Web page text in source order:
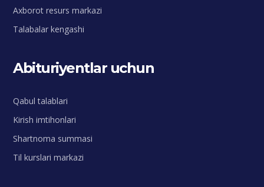
Axborot resurs markazi
Talabalar kengashi
Abituriyentlar uchun
Qabul talablari
Kirish imtihonlari
Shartnoma summasi
Til kurslari markazi